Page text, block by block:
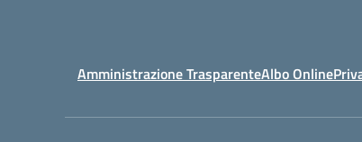
Amministrazione TrasparenteAlbo Online